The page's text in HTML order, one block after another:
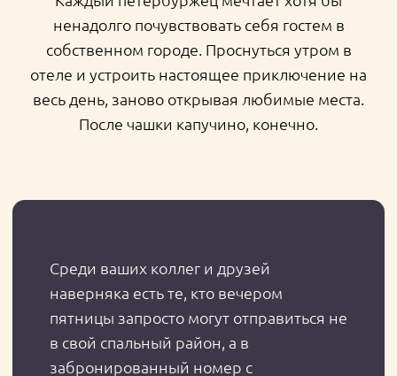
пятницы запросто могут отправиться не
в свой спальный район, а в
забронированный номер с
панорамным видом на Неву или
Исаакиевский собор. Они постят
атмосферные фотографии и получают
подписчиков: «Ты где?!» К понедельнику